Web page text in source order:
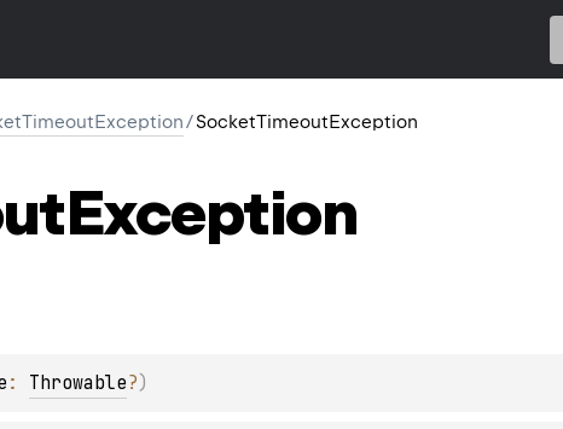
/SocketTimeoutException
Exception
: Throwable?)